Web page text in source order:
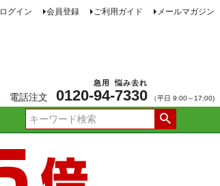
ログイン 会員登録 ご利用ガイド メールマガジン
電話注文 0120-94
急用
-7330
悩み去れ
（平日 9:00～17:00)